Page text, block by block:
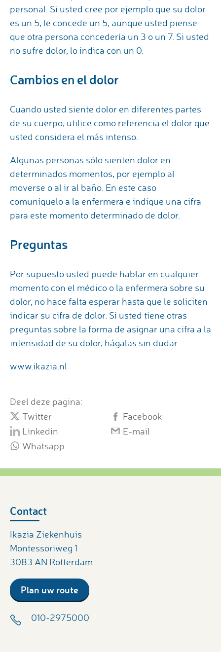
personal. Si usted cree por ejemplo que su dolor
es un 5, le concede un 5, aunque usted piense
que otra persona concedería un 3 o un 7. Si usted
no sufre dolor, lo indica con un 0.
Cambios en el dolor
Cuando usted siente dolor en diferentes partes
de su cuerpo, utilice como referencia el dolor que
usted considera el más intenso.
Algunas personas sólo sienten dolor en
determinados momentos, por ejemplo al
moverse o al ir al baño. En este caso
comuníquelo a la enfermera e indique una cifra
para este momento determinado de dolor.
Preguntas
Por supuesto usted puede hablar en cualquier
momento con el médico o la enfermera sobre su
dolor, no hace falta esperar hasta que le soliciten
indicar su cifra de dolor. Si usted tiene otras
preguntas sobre la forma de asignar una cifra a la
intensidad de su dolor, hágalas sin dudar.
www.ikazia.nl
Deel deze pagina:
Twitter
Facebook
Linkedin
E-mail
Whatsapp
Contact
Ikazia Ziekenhuis
Montessoriweg 1
3083 AN Rotterdam
Plan uw route
010-2975000